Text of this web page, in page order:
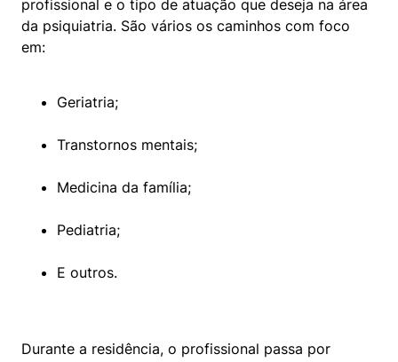
profissional e o tipo de atuação que deseja na área
da psiquiatria. São vários os caminhos com foco
em:
Geriatria;
Transtornos mentais;
Medicina da família;
Pediatria;
E outros.
Durante a residência, o profissional passa por